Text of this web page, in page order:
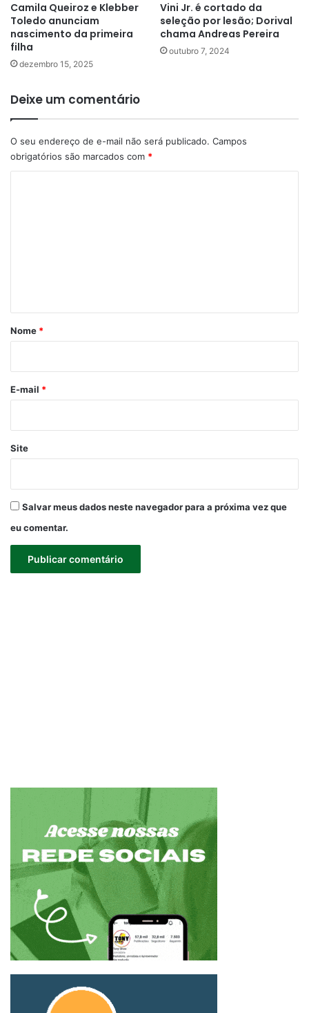
Camila Queiroz e Klebber
Toledo anunciam
nascimento da primeira
filha
dezembro 15, 2025
Vini Jr. é cortado da
seleção por lesão; Dorival
chama Andreas Pereira
outubro 7, 2024
Deixe um comentário
O seu endereço de e-mail não será publicado. Campos
obrigatórios são marcados com *
r
*
Nome *
E-mail *
Site
Salvar meus dados neste navegador para a próxima vez que
eu comentar.